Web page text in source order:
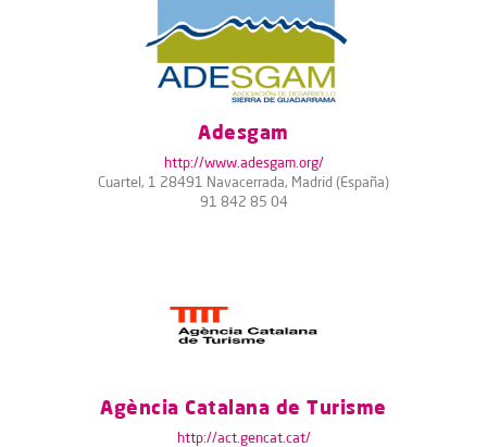
Adesgam
http://www.adesgam.org/
Cuartel, 1 28491 Navacerrada, Madrid (España)
91 842 85 04
Agència Catalana de Turisme
http://act.gencat.cat/